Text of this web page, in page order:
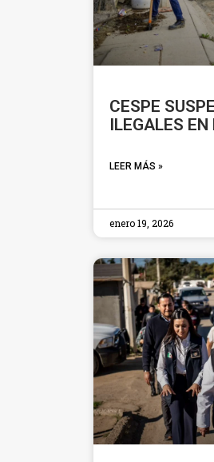
CESPE
ILEGALES EN
LEER MÁS »
enero 19, 2026